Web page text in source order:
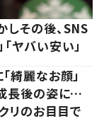
しその後、SNS
ヤバい安い」
綺麗なお顔」
長後の姿に…
リのお目目で